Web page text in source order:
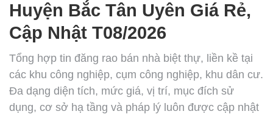
Huyện Bắc Tân Uyên Giá Rẻ,
Cập Nhật T08/2026
Tổng hợp tin đăng rao bán nhà biệt thự, liền kề tại
các khu công nghiệp, cụm công nghiệp, khu dân cư.
Đa dạng diện tích, mức giá, vị trí, mục đích sử
dụng, cơ sở hạ tầng và pháp lý luôn được cập nhật